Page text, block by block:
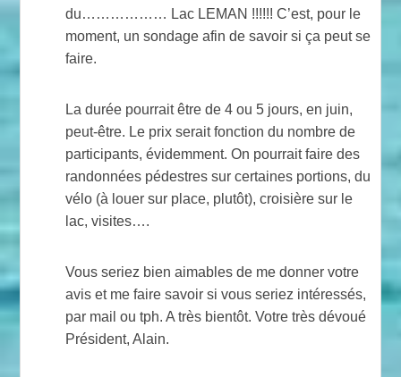
du……………… Lac LEMAN !!!!!! C’est, pour le
moment, un sondage afin de savoir si ça peut se
faire.
La durée pourrait être de 4 ou 5 jours, en juin,
peut-être. Le prix serait fonction du nombre de
participants, évidemment. On pourrait faire des
randonnées pédestres sur certaines portions, du
vélo (à louer sur place, plutôt), croisière sur le
lac, visites….
Vous seriez bien aimables de me donner votre
avis et me faire savoir si vous seriez intéressés,
par mail ou tph. A très bientôt. Votre très dévoué
Président, Alain.